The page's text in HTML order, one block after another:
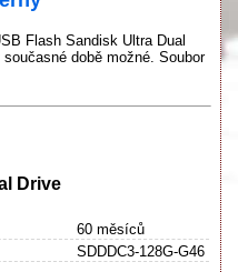
Flash Sandisk Ultra Dual
době možné. Soubor
Drive
60 měsíců
SDDDC3-128G-G46